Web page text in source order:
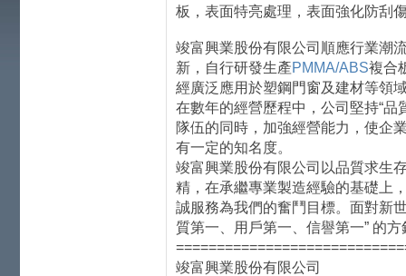
板，表面特亮處理，表面強化防刮
竣富興業股份有限公司順應行業潮
新，自行研發生產PMMA/ABS複合
經廣泛應用於塑鋼門窗及建材等領
在數年的經營歷程中，公司堅持“品
隊伍的同時，加強經營能力，使企
有一定的知名度。
竣富興業股份有限公司以品質求生
精，在承繼專業製造經驗的基礎上
誠服務為我們的奮鬥目標。面對新
質第一、用戶第一、信譽第一” 的
竣富興業股份有限公司